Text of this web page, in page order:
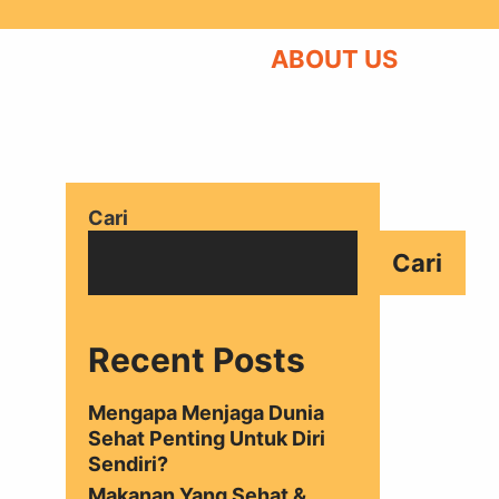
ABOUT US
Cari
Cari
Recent Posts
Mengapa Menjaga Dunia
Sehat Penting Untuk Diri
Sendiri?